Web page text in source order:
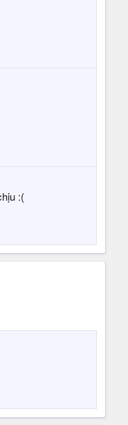
:(